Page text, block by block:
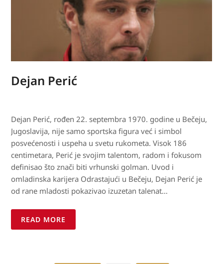
Dejan Perić
Dejan Perić, rođen 22. septembra 1970. godine u Bečeju,
Jugoslavija, nije samo sportska figura već i simbol
posvećenosti i uspeha u svetu rukometa. Visok 186
centimetara, Perić je svojim talentom, radom i fokusom
definisao što znači biti vrhunski golman. Uvod i
omladinska karijera Odrastajući u Bečeju, Dejan Perić je
od rane mladosti pokazivao izuzetan talenat…
READ MORE